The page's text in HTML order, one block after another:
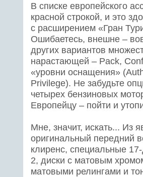
В списке европейского
красной строкой, и это
с расширением «Гран
Ошибаетесь, внешне –
других вариантов
нарастающей – Pack,
«уровни оснащения»
Privilege). Не забудьте
четырех бензиновых
Европейцу – пойти и
Мне, значит, искать... Из
оригинальный передний
клиренс, специальные
2, диски с матовым
матовыми релингами и